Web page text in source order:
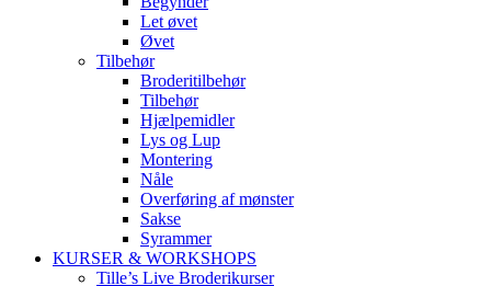
Let øvet
Øvet
Tilbehør
Broderitilbehør
Tilbehør
Hjælpemidler
Lys og Lup
Montering
Nåle
Overføring af mønster
Sakse
Syrammer
KURSER & WORKSHOPS
Tille’s Live Broderikurser